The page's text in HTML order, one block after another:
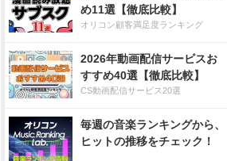
め11選【徹底比較】
オリコン顧客満足度ランキング
2026年動画配信サービスお
すすめ40選【徹底比較】
CS動画配信サービス20選
毎週の音楽ランキングから、
ヒットの推移をチェック！